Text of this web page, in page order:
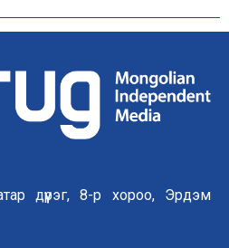
дүүрэг, 8-р хороо, Эрдэм